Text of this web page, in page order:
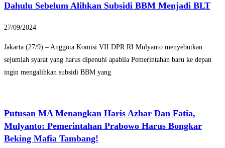
Dahulu Sebelum Alihkan Subsidi BBM Menjadi BLT
27/09/2024
Jakarta (27/9) – Anggota Komisi VII DPR RI Mulyanto menyebutkan
sejumlah syarat yang harus dipenuhi apabila Pemerintahan baru ke depan
ingin mengalihkan subsidi BBM yang
Putusan MA Menangkan Haris Azhar Dan Fatia,
Mulyanto: Pemerintahan Prabowo Harus Bongkar
Beking Mafia Tambang!